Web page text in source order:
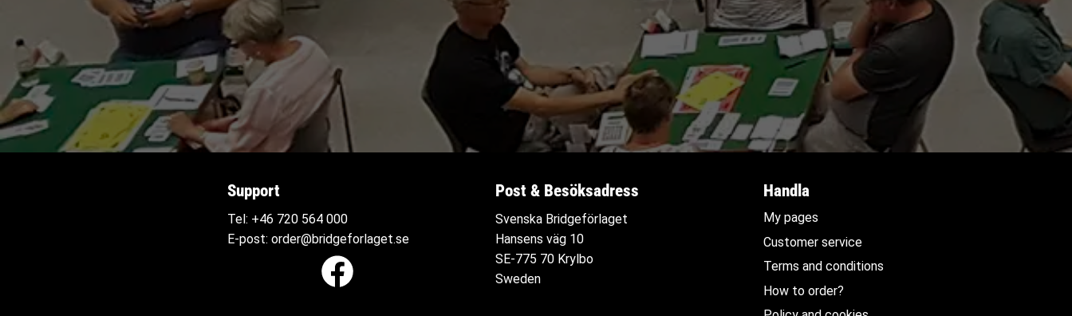
Support
Tel: +46 720 564 000
E-post:order@bridgeforlaget.se
Post & Besöksadress
Svenska Bridgeförlaget
Hansens väg 10
SE-775 70 Krylbo
Sweden
Handla
My pages
Customer service
Terms and conditions
How to order?